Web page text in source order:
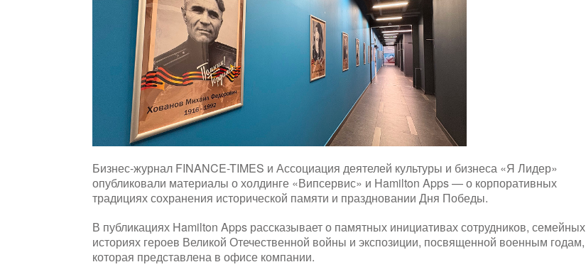
Бизнес-журнал FINANCE-TIMES и Ассоциация деятелей культуры и бизнеса «Я Лидер»
опубликовали материалы о холдинге «Випсервис» и Hamilton Apps — о корпоративных
традициях сохранения исторической памяти и праздновании Дня Победы.
В публикациях Hamilton Apps рассказывает о памятных инициативах сотрудников, семейных
историях героев Великой Отечественной войны и экспозиции, посвященной военным годам,
которая представлена в офисе компании.